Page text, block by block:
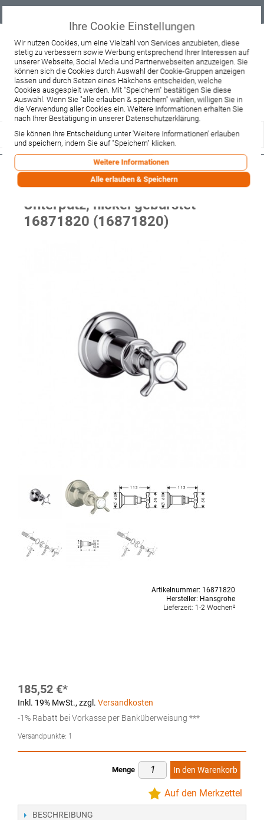
Beratung & Verkauf
+49 37467 66944
Montag - Freitag:
10:00 - 12:00 Uhr
13:00 - 16:00 Uhr
Samstag:
9:00 - 12:00 Uhr
Lieferzeitanfrage Widerruf
Hansgrohe AXOR Montreux
Absperrventil DN15/DN20
Unterputz, nickel gebürstet
16871820 (16871820)
Artikelnummer: 16871820
Hersteller: Hansgrohe
Lieferzeit: 1-2 Wochen²
185,52 €
Inkl. 19% MwSt., zzgl. Versandkosten
-1% Rabatt bei Vorkasse per Banküberweisung ***
Versandpunkte: 1
Menge In den Warenkorb
Auf den Merkzettel
BESCHREIBUNG
Ihre Cookie Einstellungen
Wir nutzen Cookies, um eine Vielzahl von Services anzubieten, diese
stetig zu verbessern sowie Werbung entsprechend Ihrer Interessen auf
unserer Webseite, Social Media und Partnerwebseiten anzuzeigen. Sie
können sich die Cookies durch Auswahl der Cookie-Gruppen anzeigen
lassen und durch Setzen eines Häkchens entscheiden, welche
Cookies ausgespielt werden. Mit "Speichern" bestätigen Sie diese
Auswahl. Wenn Sie "alle erlauben & speichern" wählen, willigen Sie in
die Verwendung aller Cookies ein. Weitere Informationen erhalten Sie
nach Ihrer Bestätigung in unserer Datenschutzerklärung.
Sie können Ihre Entscheidung unter 'Weitere Informationen' erlauben
und speichern, indem Sie auf "Speichern" klicken.
Weitere Informationen
Alle erlauben & Speichern